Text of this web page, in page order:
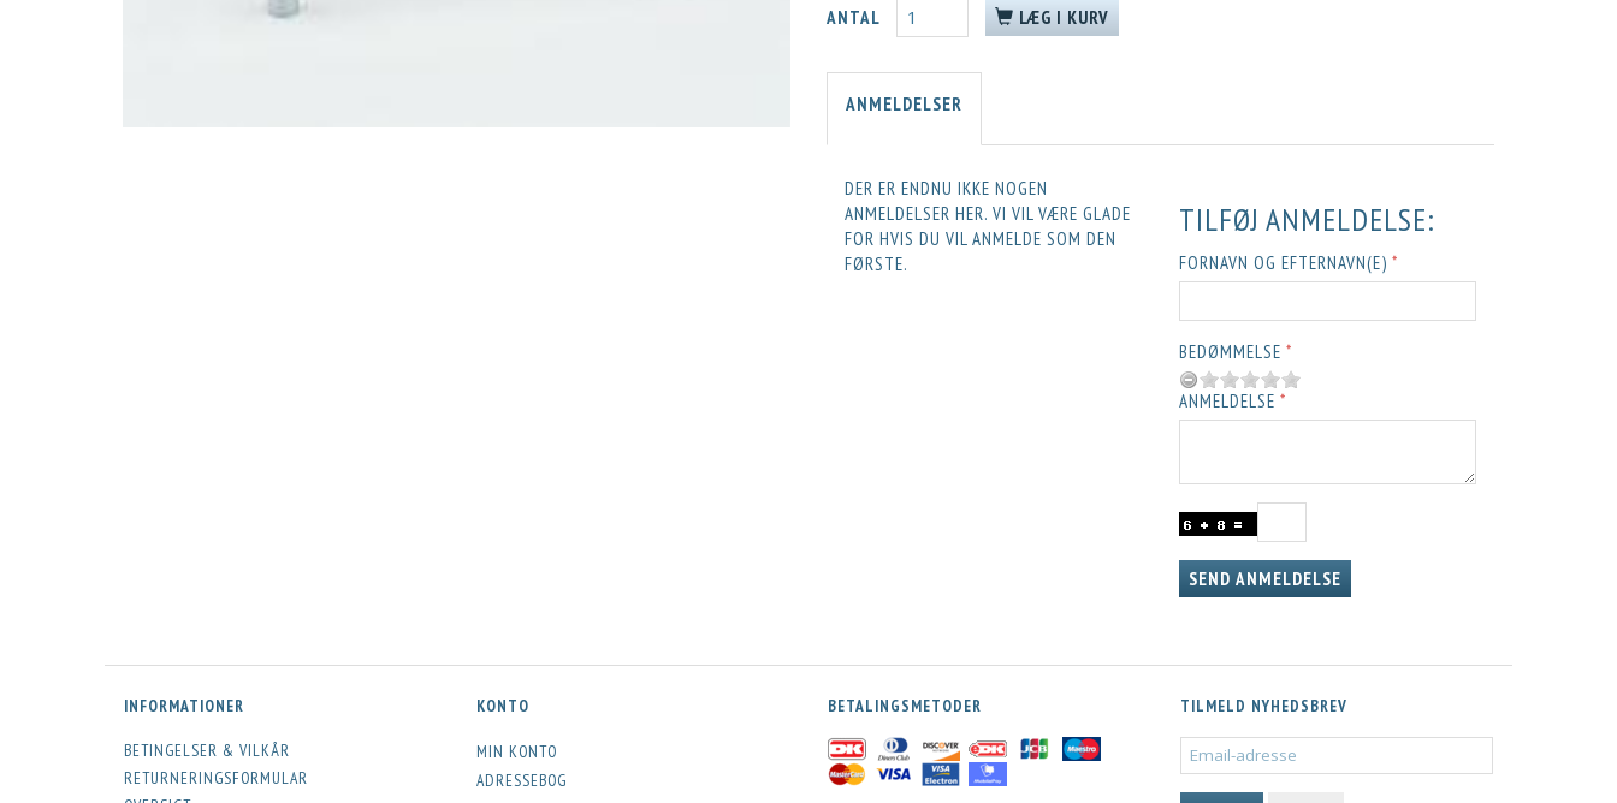
ANTAL LÆG I KURV
ANMELDELSER
DER ER ENDNU IKKE NOGEN
ANMELDELSER HER. VI VIL VÆRE GLADE
FOR HVIS DU VIL ANMELDE SOM DEN
FØRSTE.
TILFØJ ANMELDELSE:
FORNAVN OG EFTERNAVN(E)
BEDØMMELSE
ANMELDELSE
SEND ANMELDELSE
INFORMATIONER
BETINGELSER & VILKÅR
RETURNERINGSFORMULAR
KONTO
MIN KONTO
ADRESSEBOG
BETALINGSMETODER
TILMELD NYHEDSBREV
EMAIL-
ADRESSE